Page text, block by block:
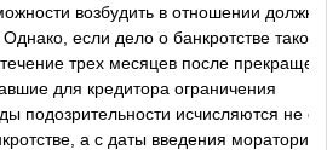
возбудить в отношении
если дело о банкротстве такого
трех месяцев после
для кредитора ограничения
подозрительности исчисляются не с
а с даты введения моратория.